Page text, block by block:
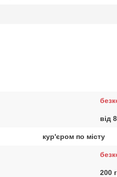
від
кур'єром по місту
200